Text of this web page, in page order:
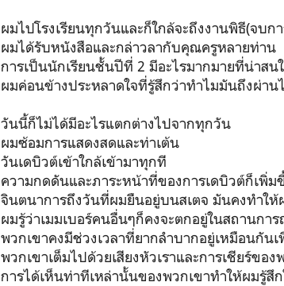
ผมไปโรงเรียนทุกวันและก็ใกล้จะถึงงานพิธี(จบก
ผมได้รับหนังสือและกล่าวลากับคุณครูหลายท่าน
การเป็นนักเรียนชั้นปีที่ 2 มีอะไรมากมายที่น่าสน
ผมค่อนข้างประหลาดใจที่รู้สึกว่าทำไมมันถึงผ่า
วันนี้ก็ไม่ได้มีอะไรแตกต่างไปจากทุกวัน
ผมซ้อมการแสดงสดและท่าเต้น
วันเดบิวต์เข้าใกล้เข้ามาทุกที
ความกดดันและภาระหน้าที่ของการเดบิวต์ก็เพิ่ม
จินตนาการถึงวันที่ผมยืนอยู่บนสเตจ มันคงทำให้
ผมรู้ว่าเมมเบอร์คนอื่นๆก็คงจะตกอยู่ในสถานกา
พวกเขาคงมีช่วงเวลาที่ยากลำบากอยู่เหมือนกัน
พวกเขาเต็มไปด้วยเสียงหัวเราและการเชียร์ของ
การได้เห็นท่าทีเหล่านั้นของพวกเขาทำให้ผมรู้สึ